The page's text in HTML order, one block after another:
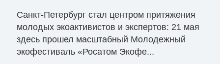
Санкт-Петербург стал центром притяжения
молодых экоактивистов и экспертов: 21 мая
здесь прошел масштабный Молодежный
экофестиваль «Росатом Экофе...